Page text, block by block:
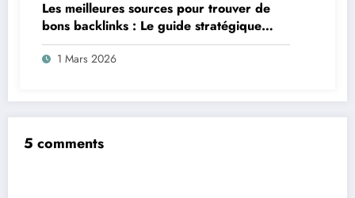
Les meilleures sources pour trouver de
bons backlinks : Le guide stratégique
2026
1 Mars 2026
5 comments